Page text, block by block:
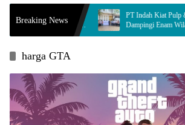
Breaking News
Jamur
PT Indah Kiat Pulp & Paper Tbk.
Dampingi Enam Wilayah Binaan
harga GTA